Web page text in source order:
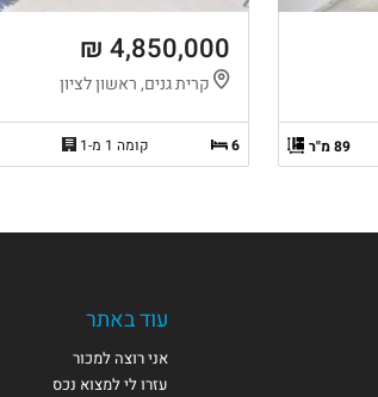
89 מ"ר
4,850,000 ₪
קרית גנים, ראשון לציון
6 קומה 1 מ-1
עוד באתר
אני רוצה למכור
עזרו לי למצוא נכס